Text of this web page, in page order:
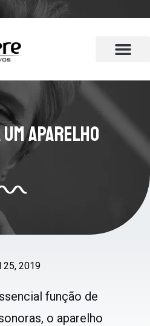
um Aparelho
25, 2019
função de
o aparelho